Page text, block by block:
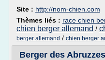
Site : http://nom-chien.com
Thèmes liés : race chien
chien berger allemand /
berger allemand / chien berger
Berger des